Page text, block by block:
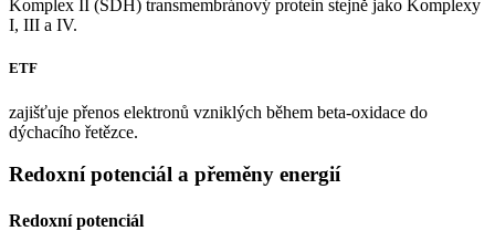
Komplex II (SDH) transmembránový protein stejně jako Komplexy
I, III a IV.
ETF
zajišťuje přenos elektronů vzniklých během beta-oxidace do
dýchacího řetězce.
Redoxní potenciál a přeměny energií
Redoxní potenciál